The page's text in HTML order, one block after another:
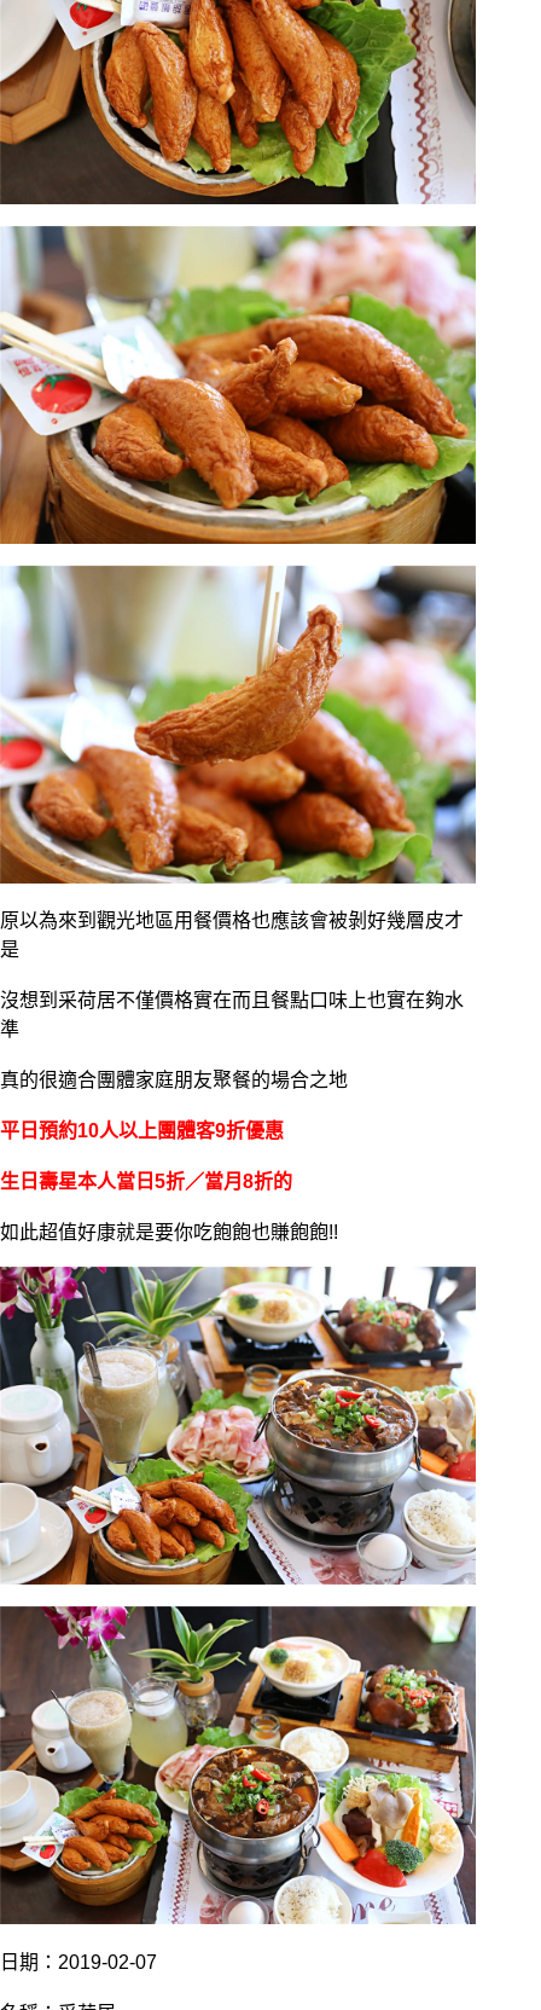
原以為來到觀光地區用餐價格也應該會被剝好幾層皮才
是
沒想到采荷居不僅價格實在而且餐點口味上也實在夠水
準
真的很適合團體家庭朋友聚餐的場合之地
平日預約10人以上團體客9折優惠
生日壽星本人當日5折／當月8折的
如此超值好康就是要你吃飽飽也賺飽飽!!
日 期：2019-02-07